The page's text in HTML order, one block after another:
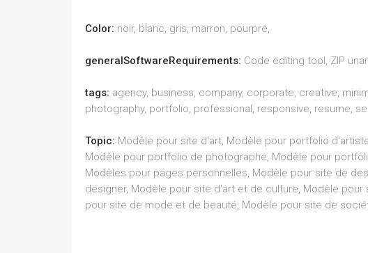
Color: noir, blanc, gris, marron, pourpre,
generalSoftwareRequirements: Code editing tool, ZIP
tags: agency, business, company, corporate, creative,
photography, portfolio, professional, responsive, resume,
Topic: Modèle pour site d'art, Modèle pour portfolio
Modèle pour portfolio de photographe, Modèle pour
Modèles pour pages personnelles, Modèle pour site de
designer, Modèle pour site d'art et de culture, Modèle
pour site de mode et de beauté, Modèle pour site de